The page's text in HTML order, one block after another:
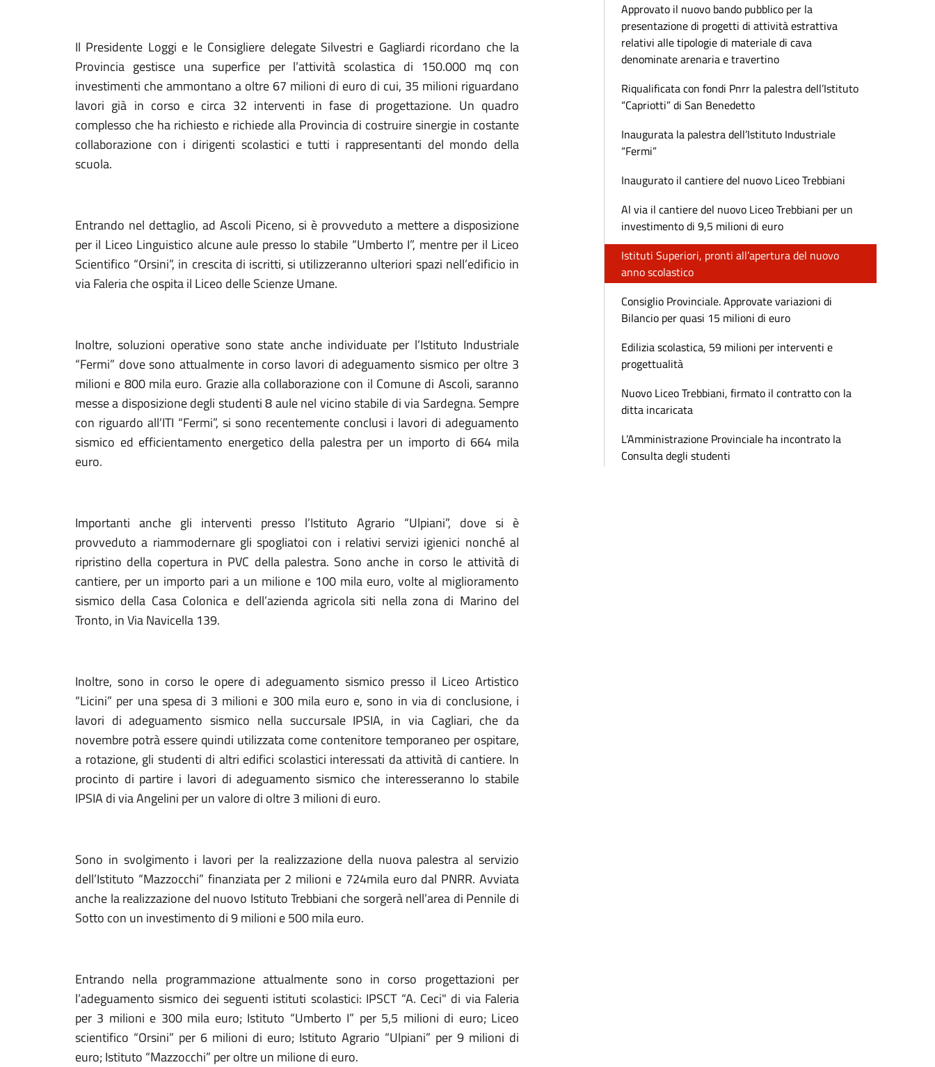
Il Presidente Loggi e le Consigliere delegate Silvestri e Gagliardi ricordano che la
Provincia gestisce una superfice per l’attività scolastica di 150.000 mq con
investimenti che ammontano a oltre 67 milioni di euro di cui, 35 milioni riguardano
lavori già in corso e circa 32 interventi in fase di progettazione. Un quadro
complesso che ha richiesto e richiede alla Provincia di costruire sinergie in costante
collaborazione con i dirigenti scolastici e tutti i rappresentanti del mondo della
scuola.
Entrando nel dettaglio, ad Ascoli Piceno, si è provveduto a mettere a disposizione
per il Liceo Linguistico alcune aule presso lo stabile “Umberto I”, mentre per il Liceo
Scientifico “Orsini”, in crescita di iscritti, si utilizzeranno ulteriori spazi nell’edificio in
via Faleria che ospita il Liceo delle Scienze Umane.
Inoltre, soluzioni operative sono state anche individuate per l’Istituto Industriale
“Fermi” dove sono attualmente in corso lavori di adeguamento sismico per oltre 3
milioni e 800 mila euro. Grazie alla collaborazione con il Comune di Ascoli, saranno
messe a disposizione degli studenti 8 aule nel vicino stabile di via Sardegna. Sempre
con riguardo all’ITI “Fermi”, si sono recentemente conclusi i lavori di adeguamento
sismico ed efficientamento energetico della palestra per un importo di 664 mila
euro.
Importanti anche gli interventi presso l’Istituto Agrario “Ulpiani”, dove si è
provveduto a riammodernare gli spogliatoi con i relativi servizi igienici nonché al
ripristino della copertura in PVC della palestra. Sono anche in corso le attività di
cantiere, per un importo pari a un milione e 100 mila euro, volte al miglioramento
sismico della Casa Colonica e dell’azienda agricola siti nella zona di Marino del
Tronto, in Via Navicella 139.
Inoltre, sono in corso le opere di adeguamento sismico presso il Liceo Artistico
“Licini” per una spesa di 3 milioni e 300 mila euro e, sono in via di conclusione, i
lavori di adeguamento sismico nella succursale IPSIA, in via Cagliari, che da
novembre potrà essere quindi utilizzata come contenitore temporaneo per ospitare,
a rotazione, gli studenti di altri edifici scolastici interessati da attività di cantiere. In
procinto di partire i lavori di adeguamento sismico che interesseranno lo stabile
IPSIA di via Angelini per un valore di oltre 3 milioni di euro.
Sono in svolgimento i lavori per la realizzazione della nuova palestra al servizio
dell’Istituto “Mazzocchi” finanziata per 2 milioni e 724mila euro dal PNRR. Avviata
anche la realizzazione del nuovo Istituto Trebbiani che sorgerà nell’area di Pennile di
Sotto con un investimento di 9 milioni e 500 mila euro.
Entrando nella programmazione attualmente sono in corso progettazioni per
l’adeguamento sismico dei seguenti istituti scolastici: IPSCT “A. Ceci" di via Faleria
per 3 milioni e 300 mila euro; Istituto “Umberto I” per 5,5 milioni di euro; Liceo
scientifico “Orsini” per 6 milioni di euro; Istituto Agrario “Ulpiani” per 9 milioni di
euro; Istituto “Mazzocchi” per oltre un milione di euro.
Approvato il nuovo bando pubblico per la
presentazione di progetti di attività estrattiva
relativi alle tipologie di materiale di cava
denominate arenaria e travertino
Riqualificata con fondi Pnrr la palestra dell’Istituto
“Capriotti” di San Benedetto
Inaugurata la palestra dell’Istituto Industriale
“Fermi”
Inaugurato il cantiere del nuovo Liceo Trebbiani
Al via il cantiere del nuovo Liceo Trebbiani per un
investimento di 9,5 milioni di euro
Istituti Superiori, pronti all’apertura del nuovo
anno scolastico
Consiglio Provinciale. Approvate variazioni di
Bilancio per quasi 15 milioni di euro
Edilizia scolastica, 59 milioni per interventi e
progettualità
Nuovo Liceo Trebbiani, firmato il contratto con la
ditta incaricata
L’Amministrazione Provinciale ha incontrato la
Consulta degli studenti